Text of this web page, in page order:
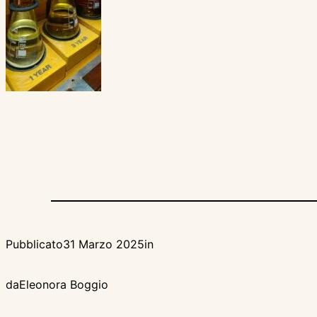
Pubblicato31 Marzo 2025in
daEleonora Boggio